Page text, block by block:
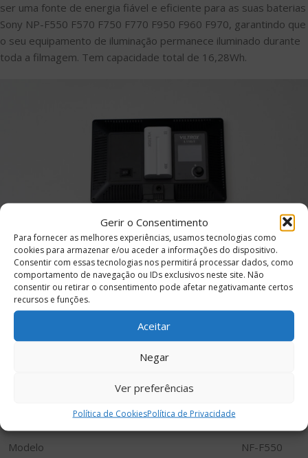
Gerir o Consentimento
Para fornecer as melhores experiências, usamos tecnologias como
cookies para armazenar e/ou aceder a informações do dispositivo.
Consentir com essas tecnologias nos permitirá processar dados, como
comportamento de navegação ou IDs exclusivos neste site. Não
consentir ou retirar o consentimento pode afetar negativamante certos
recursos e funções.
Aceitar
Negar
Ver preferências
Política de CookiesPolítica de Privacidade
ser uma fonte de energia fiável e eficiente para as suas baterias
Sony NP-F550 F570 F750 F770 F950 F960 F970, garantindo que
o seu equipamento de iluminação permanece iluminado durante
toda a filmagem. Tem capacidade total de 16,28Wh.
Especificações:
Modelo NF-F550